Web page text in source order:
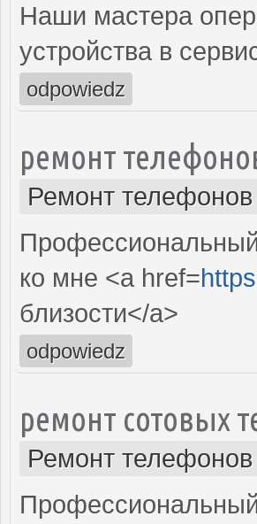
Наши мастера
устройства в
odpowiedz
ремонт
Ремонт
ко мне <a href=
близости</a>
odpowiedz
ремонт сотовых
Ремонт